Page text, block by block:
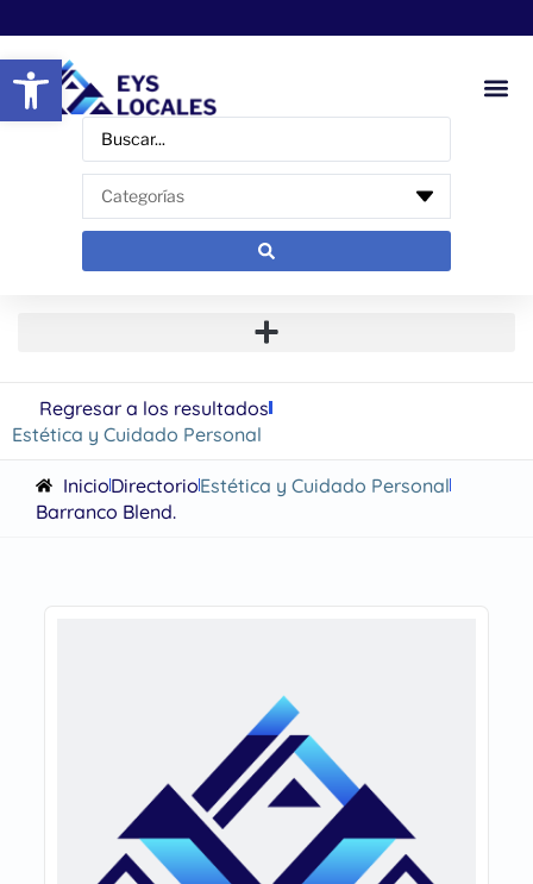
Abrir barra de herramientas
Regresar a los resultados
Estética y Cuidado Personal
InicioDirectorioEstética y Cuidado Personal
Barranco Blend.